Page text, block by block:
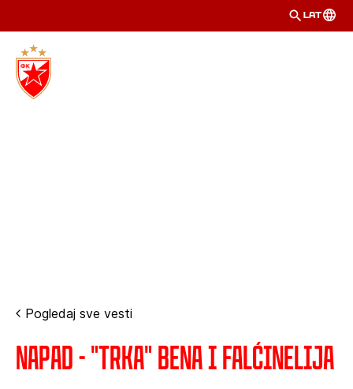
LAT
Pogledaj sve vesti
Napad - "Trka" Bena i Falćinelija